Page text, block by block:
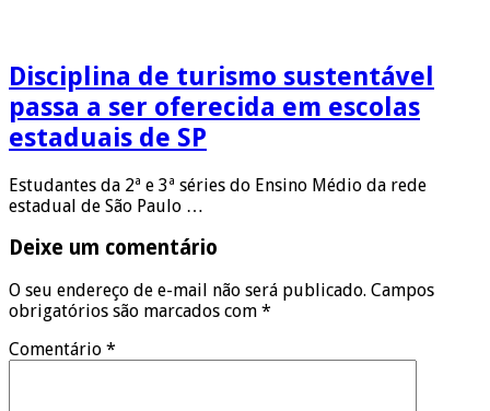
Disciplina de turismo sustentável
passa a ser oferecida em escolas
estaduais de SP
Estudantes da 2ª e 3ª séries do Ensino Médio da rede
estadual de São Paulo …
Deixe um comentário
O seu endereço de e-mail não será publicado. Campos
obrigatórios são marcados com *
Comentário *